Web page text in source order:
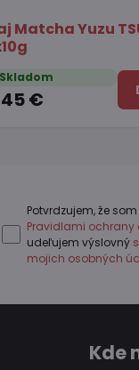
Čaj zelený
6,49 €
Potvrdzujem, že
Pravidlami
udeľujem výslovný
mojich osobných
Kde